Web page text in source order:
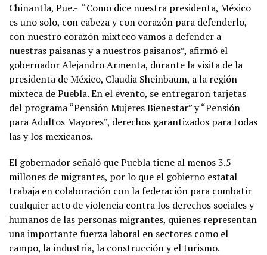
Chinantla, Pue.- “Como dice nuestra presidenta, México
es uno solo, con cabeza y con corazón para defenderlo,
con nuestro corazón mixteco vamos a defender a
nuestras paisanas y a nuestros paisanos”, afirmó el
gobernador Alejandro Armenta, durante la visita de la
presidenta de México, Claudia Sheinbaum, a la región
mixteca de Puebla. En el evento, se entregaron tarjetas
del programa “Pensión Mujeres Bienestar” y “Pensión
para Adultos Mayores”, derechos garantizados para todas
las y los mexicanos.
El gobernador señaló que Puebla tiene al menos 3.5
millones de migrantes, por lo que el gobierno estatal
trabaja en colaboración con la federación para combatir
cualquier acto de violencia contra los derechos sociales y
humanos de las personas migrantes, quienes representan
una importante fuerza laboral en sectores como el
campo, la industria, la construcción y el turismo.